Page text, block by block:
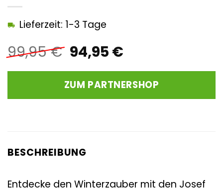
99,95€ Ursprünglicher
Preis
war:
99,95 €
94,95 €Aktueller
ist:
94,95 €.
Lieferzeit: 1-3 Tage
ZUM PARTNERSHOP
BESCHREIBUNG
Entdecke den Winterzauber mit den Josef